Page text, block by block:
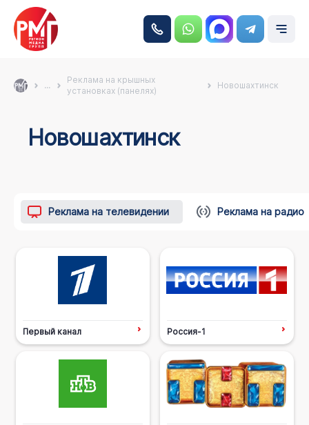
...
Реклама на крышных
установках (панелях)
Новошахтинск
Новошахтинск
Реклама на телевидении Реклама на радио
Первый канал Россия-1